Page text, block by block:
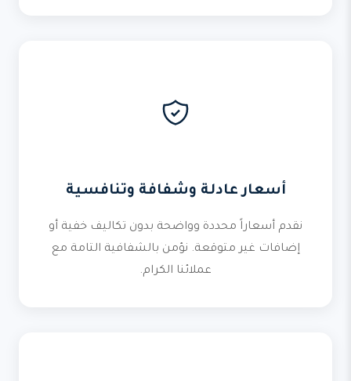
أسعار عادلة وشفافة وتنافسية
نقدم أسعاراً محددة وواضحة بدون تكاليف خفية أو
إضافات غير متوقعة. نؤمن بالشفافية التامة مع
عملائنا الكرام.